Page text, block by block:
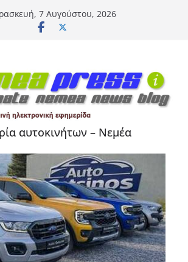
7 Αυγούστου, 2026
αυτοκινήτων – Νεμέα